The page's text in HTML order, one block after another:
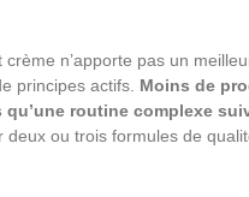
n’apporte pas un
principes actifs. Moins de
routine complexe
ou trois formules de